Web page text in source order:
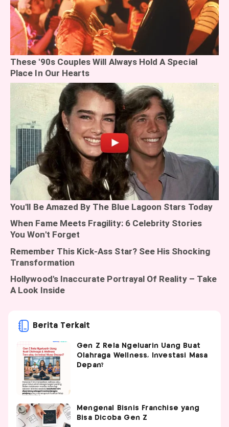
Berita Terkait
Gen Z Rela Ngeluarin Uang Buat
Olahraga Wellness, Investasi Masa
Depan?
Mengenal Bisnis Franchise yang
Bisa Dicoba Gen Z